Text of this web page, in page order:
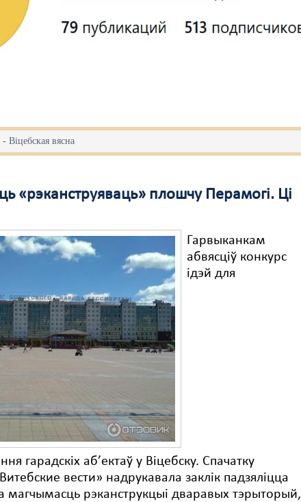
Віцебская вясна
«рэканструяваць» плошчу Перамогі. Ці
Гарвыканкам
абвясціў конкурс
ідэй для
гарадскіх аб’ектаў у Віцебску. Спачатку
вести» надрукавала заклік падзяліцца
магчымасць рэканструкцыі дваравых тэрыторый,